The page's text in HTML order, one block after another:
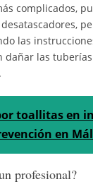
complicados,
las
las
toallitas en
en
profesional?